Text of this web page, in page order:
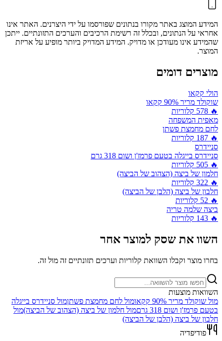
המידע המוצג באתר מקורו בנתונים שפורסמו על ידי היצרנים. האתר אינו
אחראי על הנתונים, ובכלל זה רשימת הרכיבים והערכים התזונתיים. ייתכן
שהמידע אינו מעודכן או מדויק. המידע המדויק ביותר מופיע על אריזת
המוצר.
מוצרים דומים
הולי קקאו
שוקולד מריר 90% קקאו
🔥
578 קלוריות
מאפית המשפחה
לחם מחמצת פשתן
🔥
187 קלוריות
סניידרס
סניידרס בייגלה בטעם פרמז'ן ושום 318 גרם
🔥
505 קלוריות
חלמון של ביצה (הצהוב של הביצה)
🔥
322 קלוריות
חלבון של ביצה (הלבן של הביצה)
🔥
52 קלוריות
ביצה שלמה טריה
🔥
143 קלוריות
השוו את שסק למוצר אחר
בחרו מוצר וקבלו השוואת קלוריות וערכים תזונתיים זה מול זה.
השוואות מוצעות
מול שוקולד מריר 90% קקאו מול לחם מחמצת פשתןמול סניידרס בייגלה
בטעם פרמז'ן ושום 318 גרם
מול חלמון של ביצה (הצהוב של הביצה)מול
חלבון של ביצה (הלבן של הביצה)
פודיפדיה